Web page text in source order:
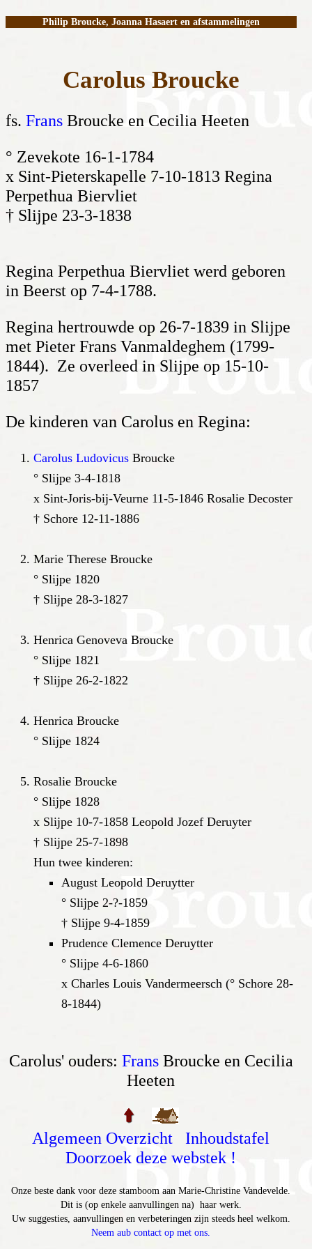
Philip Broucke, Joanna Hasaert en afstammelingen
Carolus Broucke
fs. Frans Broucke en Cecilia Heeten
° Zevekote 16-1-1784
x Sint-Pieterskapelle 7-10-1813 Regina
Perpethua Biervliet
† Slijpe 23-3-1838
Regina Perpethua Biervliet werd geboren
in Beerst op 7-4-1788.
Regina hertrouwde op 26-7-1839 in Slijpe
met Pieter Frans Vanmaldeghem (1799-
1844). Ze overleed in Slijpe op 15-10-
1857
De kinderen van Carolus en Regina:
Carolus Ludovicus Broucke
° Slijpe 3-4-1818
x Sint-Joris-bij-Veurne 11-5-1846 Rosalie Decoster
† Schore 12-11-1886
Marie Therese Broucke
° Slijpe 1820
† Slijpe 28-3-1827
Henrica Genoveva Broucke
° Slijpe 1821
† Slijpe 26-2-1822
Henrica Broucke
° Slijpe 1824
Rosalie Broucke
° Slijpe 1828
x Slijpe 10-7-1858 Leopold Jozef Deruyter
† Slijpe 25-7-1898
Hun twee kinderen:
August Leopold Deruytter
° Slijpe 2-?-1859
† Slijpe 9-4-1859
Prudence Clemence Deruytter
° Slijpe 4-6-1860
x Charles Louis Vandermeersch (° Schore 28-
8-1844)
Carolus' ouders: FransBroucke en Cecilia
Heeten
Algemeen Overzicht
Inhoudstafel
Doorzoek deze webstek !
Onze beste dank voor deze stamboom aan Marie-Christine Vandevelde.
Dit is (op enkele aanvullingen na) haar werk.
Uw suggesties, aanvullingen en verbeteringen zijn steeds heel welkom.
Neem aub contact op met ons.